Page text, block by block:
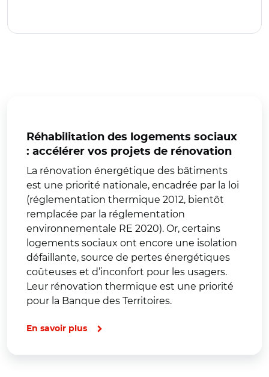
Réhabilitation des logements sociaux
: accélérer vos projets de rénovation
La rénovation énergétique des bâtiments
est une priorité nationale, encadrée par la loi
(réglementation thermique 2012, bientôt
remplacée par la réglementation
environnementale RE 2020). Or, certains
logements sociaux ont encore une isolation
défaillante, source de pertes énergétiques
coûteuses et d’inconfort pour les usagers.
Leur rénovation thermique est une priorité
pour la Banque des Territoires.
En savoir plus